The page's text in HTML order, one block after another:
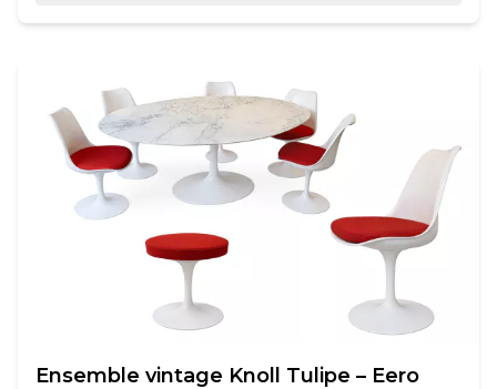
Ensemble vintage Knoll Tulipe – Eero